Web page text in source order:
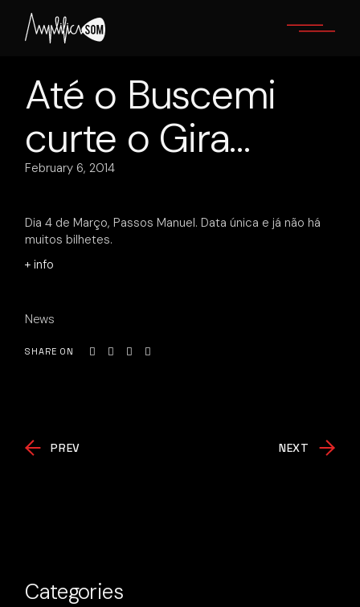
content
Até o Buscemi
curte o Gira…
February 6, 2014
Dia 4 de Março, Passos Manuel. Data única e já não há
muitos bilhetes.
+ info
News
SHARE ON
PREV NEXT
Categories